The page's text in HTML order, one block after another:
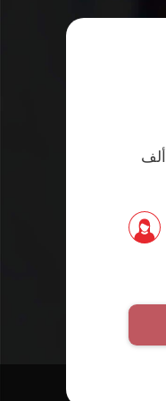
أكبر موقع مواعدة فلبيني بأكثر من ثلاث ملايين و٥٠٠ ألف